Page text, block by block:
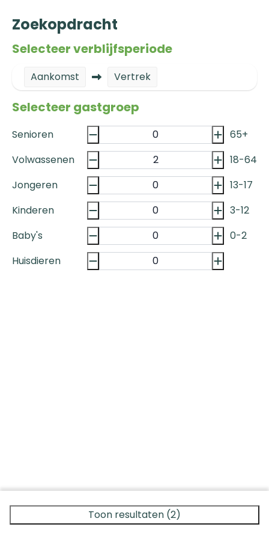
Zoekopdracht
Selecteer verblijfsperiode
Aankomst Vertrek
Selecteer gastgroep
Senioren
65+
Volwassenen
18-64
Jongeren
13-17
Kinderen
3-12
Baby's
0-2
Huisdieren
Toon resultaten (2)